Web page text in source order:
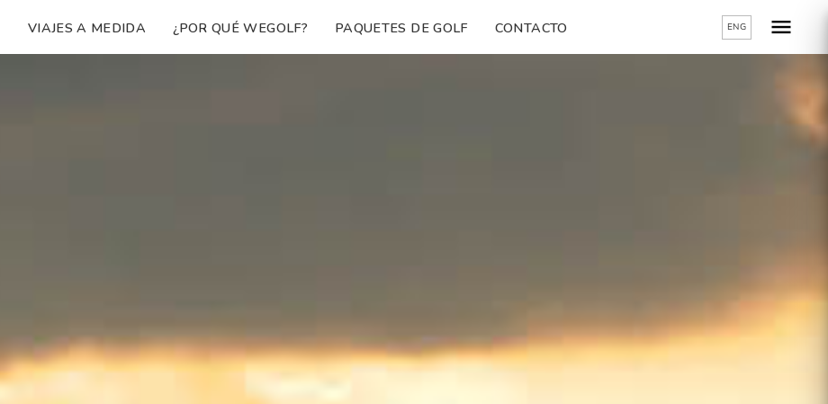
VIAJES A MEDIDA ¿POR QUÉ WEGOLF? PAQUETES DE GOLF CONTACTO ENG